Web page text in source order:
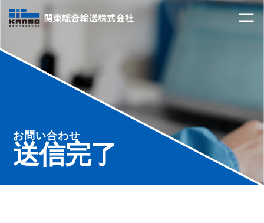
お問い合わせ
送信完了